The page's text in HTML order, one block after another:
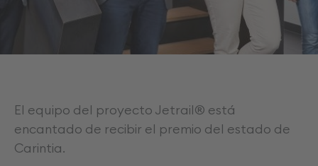
El equipo del proyecto Jetrail® está
encantado de recibir el premio del estado de
Carintia.